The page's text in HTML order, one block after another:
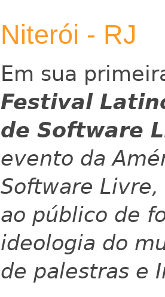
Niterói - RJ
Em sua
Festival
de Software
evento da
Software
ao público de
ideologia do
de palestras e